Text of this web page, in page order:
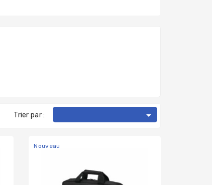
Trier par : 
Nouveau